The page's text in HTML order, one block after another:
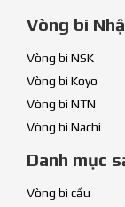
Vòng bi
Vòng bi NSK
Vòng bi Koyo
Vòng bi NTN
Vòng bi Nachi
Danh mục
Vòng bi cầu